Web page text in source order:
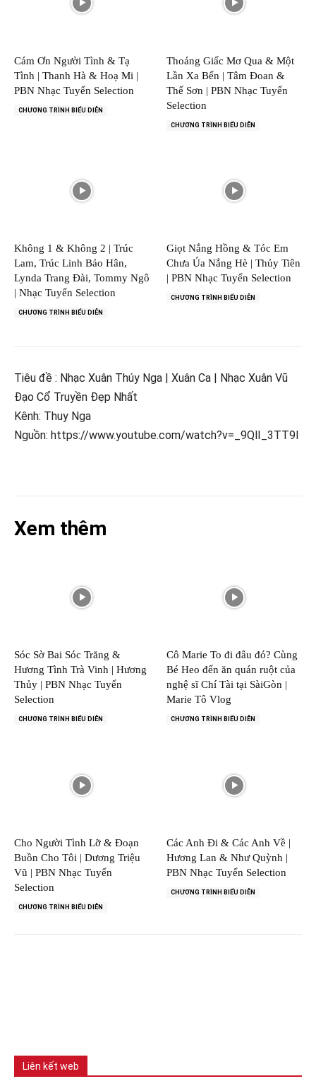
Cám Ơn Người Tình & Tạ
Tình | Thanh Hà & Hoạ Mi |
PBN Nhạc Tuyển Selection
CHƯƠNG TRÌNH BIỂU DIỄN
Thoáng Giấc Mơ Qua & Một
Lần Xa Bến | Tâm Đoan &
Thế Sơn | PBN Nhạc Tuyển
Selection
CHƯƠNG TRÌNH BIỂU DIỄN
Không 1 & Không 2 | Trúc
Lam, Trúc Linh Bảo Hân,
Lynda Trang Đài, Tommy Ngô
| Nhạc Tuyển Selection
CHƯƠNG TRÌNH BIỂU DIỄN
Giọt Nắng Hồng & Tóc Em
Chưa Úa Nắng Hè | Thủy Tiên
| PBN Nhạc Tuyển Selection
CHƯƠNG TRÌNH BIỂU DIỄN
Tiêu đề : Nhạc Xuân Thúy Nga | Xuân Ca | Nhạc Xuân Vũ
Đạo Cổ Truyền Đẹp Nhất
Kênh: Thuy Nga
Nguồn: https://www.youtube.com/watch?v=_9QlI_3TT9I
Xem thêm
Sóc Sờ Bai Sóc Trăng &
Hương Tình Trà Vinh | Hương
Thủy | PBN Nhạc Tuyển
Selection
CHƯƠNG TRÌNH BIỂU DIỄN
Cô Marie To đi đâu đó? Cùng
Bé Heo đến ăn quán ruột của
nghệ sĩ Chí Tài tại SàiGòn |
Marie Tô Vlog
CHƯƠNG TRÌNH BIỂU DIỄN
Cho Người Tình Lỡ & Đoạn
Buồn Cho Tôi | Dương Triệu
Vũ | PBN Nhạc Tuyển
Selection
CHƯƠNG TRÌNH BIỂU DIỄN
Các Anh Đi & Các Anh Về |
Hương Lan & Như Quỳnh |
PBN Nhạc Tuyển Selection
CHƯƠNG TRÌNH BIỂU DIỄN
Liên kết web